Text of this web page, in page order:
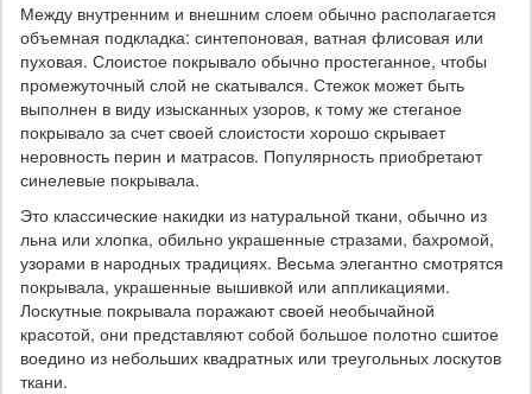
Между внутренним и внешним слоем обычно располагается
объемная подкладка: синтепоновая, ватная флисовая или
пуховая. Слоистое покрывало обычно простеганное, чтобы
промежуточный слой не скатывался. Стежок может быть
выполнен в виду изысканных узоров, к тому же стеганое
покрывало за счет своей слоистости хорошо скрывает
неровность перин и матрасов. Популярность приобретают
синелевые покрывала.
Это классические накидки из натуральной ткани, обычно из
льна или хлопка, обильно украшенные стразами, бахромой,
узорами в народных традициях. Весьма элегантно смотрятся
покрывала, украшенные вышивкой или аппликациями.
Лоскутные покрывала поражают своей необычайной
красотой, они представляют собой большое полотно сшитое
воедино из небольших квадратных или треугольных лоскутов
ткани.